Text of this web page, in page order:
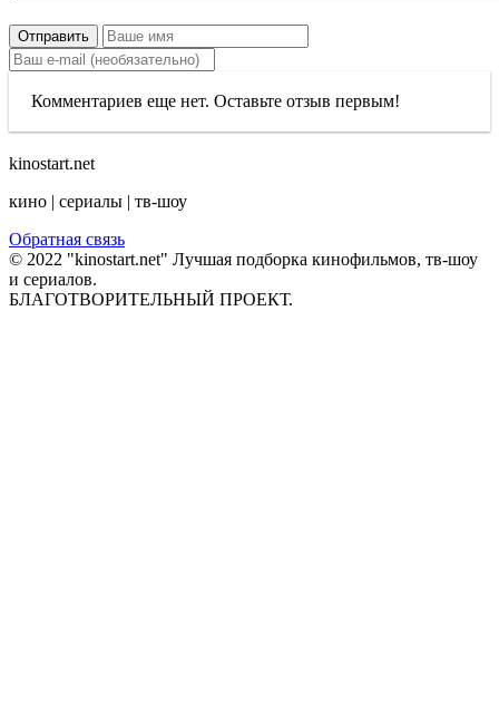
Отправить
Комментариев еще нет. Оставьте отзыв первым!
kinostart.net
кино | сериалы | тв-шоу
Обратная связь
© 2022 "kinostart.net" Лучшая подборка кинофильмов, тв-шоу
и сериалов.
БЛАГОТВОРИТЕЛЬНЫЙ ПРОЕКТ.